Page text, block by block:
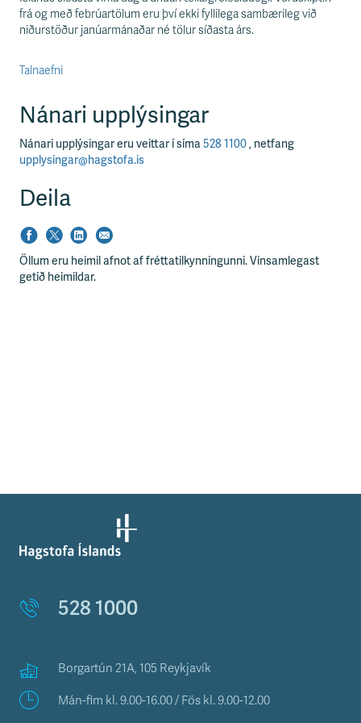
frá og með febrúartölum eru því ekki fyllilega sambærileg við
niðurstöður janúarmánaðar né tölur síðasta árs.
Talnaefni
Nánari upplýsingar
Nánari upplýsingar eru veittar í síma528 1100, netfang
upplysingar@hagstofa.is
Deila
Öllum eru heimil afnot af fréttatilkynningunni. Vinsamlegast
getið heimildar.
528 1000
Borgartún 21A, 105 Reykjavík
Mán-fim kl. 9.00-16.00 / Fös kl. 9.00-12.00